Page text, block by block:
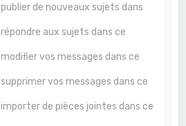
publier de nouveaux sujets dans
répondre aux sujets dans ce
modifier vos messages dans ce
supprimer vos messages dans ce
importer de pièces jointes dans ce